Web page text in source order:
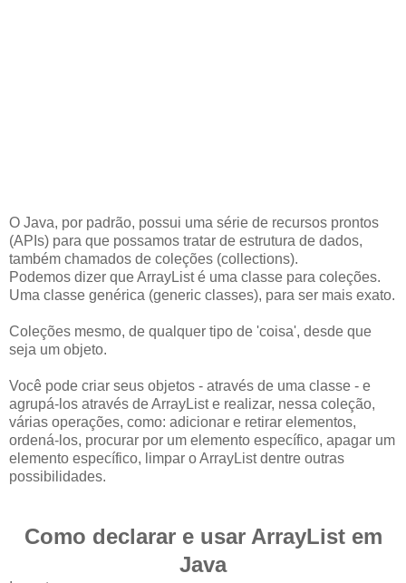
O Java, por padrão, possui uma série de recursos prontos
(APIs) para que possamos tratar de estrutura de dados,
também chamados de coleções (collections).
Podemos dizer que ArrayList é uma classe para coleções.
Uma classe genérica (generic classes), para ser mais exato.
Coleções mesmo, de qualquer tipo de 'coisa', desde que
seja um objeto.
Você pode criar seus objetos - através de uma classe - e
agrupá-los através de ArrayList e realizar, nessa coleção,
várias operações, como: adicionar e retirar elementos,
ordená-los, procurar por um elemento específico, apagar um
elemento específico, limpar o ArrayList dentre outras
possibilidades.
Como declarar e usar ArrayList em
Java